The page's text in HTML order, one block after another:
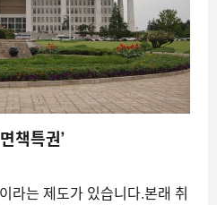
책특권’
라는 제도가 있습니다.본래 취